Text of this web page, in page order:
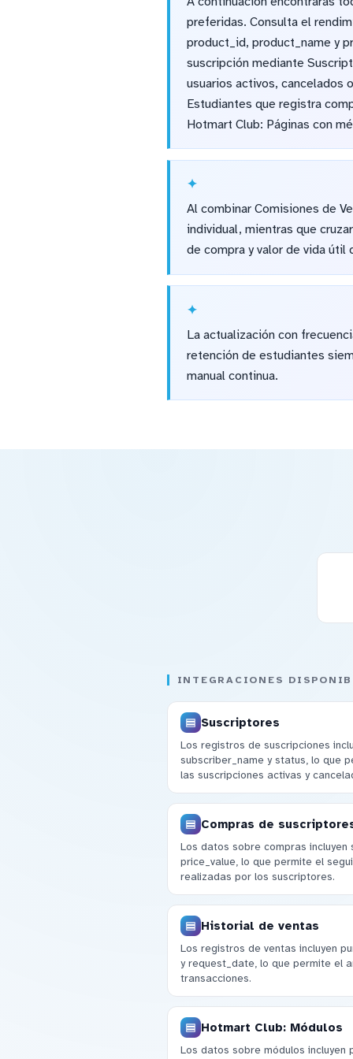
preferidas. Consulta el
product_id, product_name y
suscripción mediante
usuarios activos, cancelados
Estudiantes que registra
Hotmart Club: Páginas con
Al combinar Comisiones de
individual, mientras que
de compra y valor de vida
La actualización con
retención de estudiantes
manual continua.
INTEGRACIONES
Suscriptores
Los registros de suscripciones
subscriber_name y status, lo que
las suscripciones activas y
Compras de
Los datos sobre compras
price_value, lo que permite el
realizadas por los suscriptores.
Historial de ventas
Los registros de ventas incluyen
y request_date, lo que permite el
transacciones.
Hotmart Club: Módulos
Los datos sobre módulos incluyen